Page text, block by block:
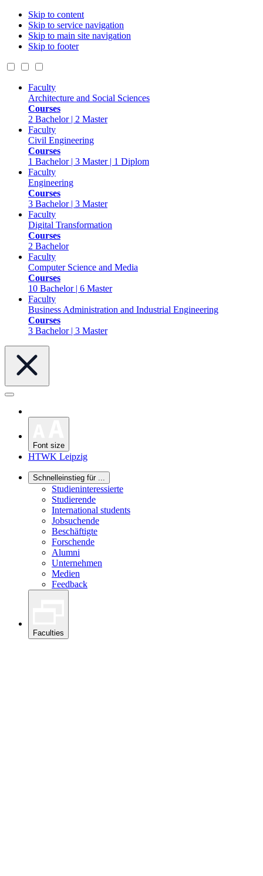
Skip to content
Skip to service navigation
Skip to main site navigation
Skip to footer
Faculty
Architecture and Social Sciences
Courses
2 Bachelor | 2 Master
Faculty
Civil Engineering
Courses
1 Bachelor | 3 Master | 1 Diplom
Faculty
Engineering
Courses
3 Bachelor | 3 Master
Faculty
Digital Transformation
Courses
2 Bachelor
Faculty
Computer Science and Media
Courses
10 Bachelor | 6 Master
Faculty
Business Administration and Industrial Engineering
Courses
3 Bachelor | 3 Master
Font size
HTWK Leipzig
Schnelleinstieg für ...
Studieninteressierte
Studierende
International students
Jobsuchende
Beschäftigte
Forschende
Alumni
Unternehmen
Medien
Feedback
Faculties